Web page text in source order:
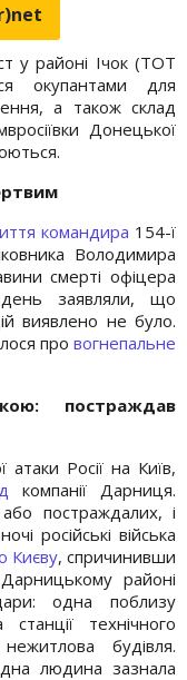
у районі Ічок (ТОТ
окупантами для
а також склад
Донецької
командира 154-ї
Володимира
смерті офіцера
заявляли, що
виявлено не було.
про вогнепальне
постраждав
атаки Росії на Київ,
компанії Дарниця.
постраждалих, і
російські війська
Києву, спричинивши
районі
одна поблизу
технічного
будівля.
людина зазнала